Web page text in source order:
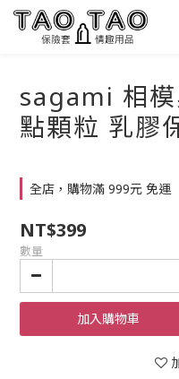
sagami 相
點顆粒 乳膠
全店，購物滿 999元 免運
NT$399
數量
加入購物車